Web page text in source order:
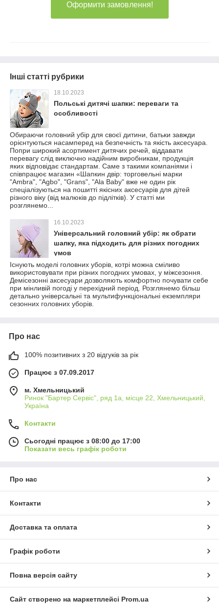
Оформити замовлення!
Інші статті рубрики
18.10.2023
Польські дитячі шапки: переваги та
особливості
Обираючи головний убір для своєї дитини, батьки завжди
орієнтуються насамперед на безпечність та якість аксесуара.
Попри широкий асортимент дитячих речей, віддавати
перевагу слід виключно надійним виробникам, продукція
яких відповідає стандартам. Саме з такими компаніями і
співпрацює магазин «Шапкин двір: торговельні марки
"Ambra", "Agbo", "Grans", "Ala Baby" вже не один рік
спеціалізуються на пошитті якісних аксесуарів для дітей
різного віку (від малюків до підлітків). У статті ми
розглянемо...
16.10.2023
Універсальний головний убір: як обрати
шапку, яка підходить для різних погодних
умов
Існують моделі головних уборів, котрі можна сміливо
використовувати при різних погодних умовах, у міжсезоння.
Демісезонні аксесуари дозволяють комфортно почувати себе
при мінливій погоді у перехідний період. Розглянемо більш
детально універсальні та мультифункціональні екземпляри
сезонних головних уборів.
Про нас
100% позитивних з 20 відгуків за рік
Працює з 07.09.2017
м. Хмельницький
Ринок "Бартер Сервіс", ряд 1а, місце 22, Хмельницький,
Україна
Контакти
Сьогодні працює з 08:00 до 17:00
Показати весь графік роботи
Про нас
Контакти
Доставка та оплата
Графік роботи
Повна версія сайту
Сайт створено на маркетплейсі Prom.ua